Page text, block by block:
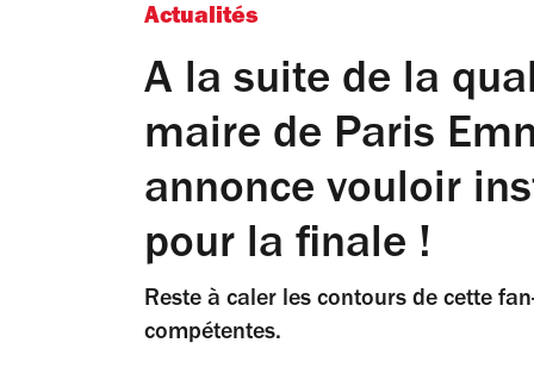
Actualités
A la suite de la
maire de Paris
annonce vouloir
pour la finale !
Reste à caler les contours de cette
compétentes.